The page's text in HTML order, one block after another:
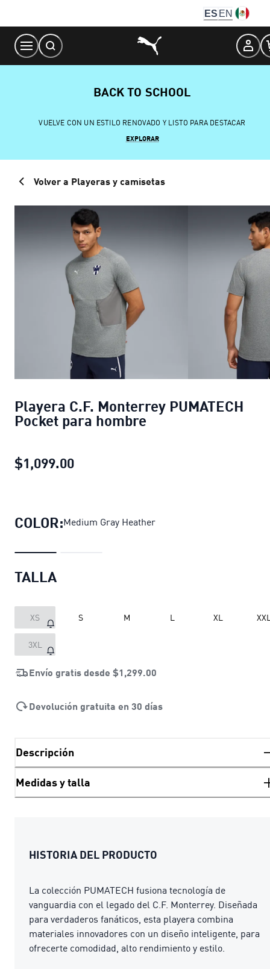
Content
ES EN
BACK TO SCHOOL
VUELVE CON UN ESTILO RENOVADO Y LISTO PARA DESTACAR
EXPLORAR
Volver a Playeras y camisetas
Playera C.F. Monterrey PUMATECH
Pocket para hombre
$1,099.00
COLOR:Medium Gray Heather
TALLA
XS S M L XL
3XL
Envío gratis desde $1,299.00
Devolución gratuita en 30 días
Descripción
Medidas y talla
HISTORIA DEL PRODUCTO
La colección PUMATECH fusiona tecnología de
vanguardia con el legado del C.F. Monterrey. Diseñada
para verdaderos fanáticos, esta playera combina
materiales innovadores con un diseño inteligente, para
ofrecerte comodidad, alto rendimiento y estilo.